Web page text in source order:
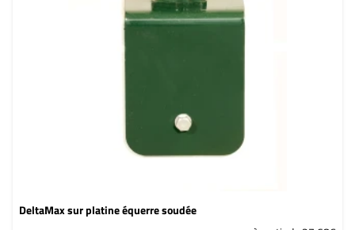
DeltaMax sur platine équerre soudée